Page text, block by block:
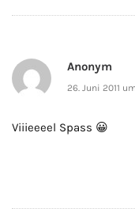
Anonym
26. Juni 2011
Viiieeeel Spass 😀